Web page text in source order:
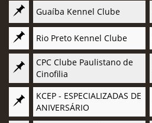
Guaíba Kennel Clube
Rio Preto Kennel Clube
CPC Clube Paulistano de
Cinofilia
KCEP - ESPECIALIZADAS DE
ANIVERSÁRIO